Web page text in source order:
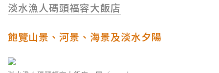
淡水漁人碼頭福容大飯店
飽覽山景、河景、海景及淡水夕陽